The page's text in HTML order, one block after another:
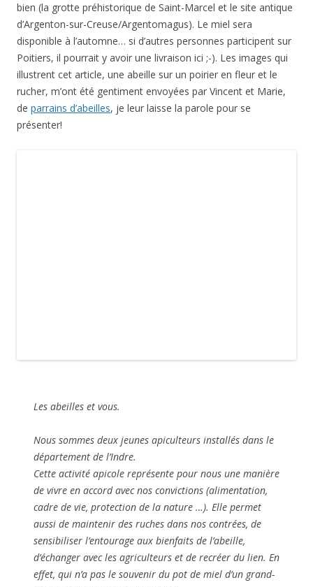
bien (la grotte préhistorique de Saint-Marcel et le site antique
d’Argenton-sur-Creuse/Argentomagus). Le miel sera
disponible à l’automne… si d’autres personnes participent sur
Poitiers, il pourrait y avoir une livraison ici ;-). Les images qui
illustrent cet article, une abeille sur un poirier en fleur et le
rucher, m’ont été gentiment envoyées par Vincent et Marie,
de parrains d’abeilles, je leur laisse la parole pour se
présenter!
d’échanger avec les agriculteurs et de recréer du lien. En
Comme vous le savez certainement, l’abeille joue un
Elle participe aussi grandement à la diversité de notre
alimentation par la pollinisation. Nous savons bien que
l’installation de ruches dans un verger permet
d’augmenter la qualité et la quantité de fruits. En effet,
l’abeille n’est pas seulement ce petit insecte piquant !
D’ailleurs, bien souvent, l’abeille ne pique que si elle
sent en danger. Elle produit aussi l’un d’un plus beau
trésor naturel : le miel. Le miel reflète parfaitement la
richesse et la diversité florales environnantes.